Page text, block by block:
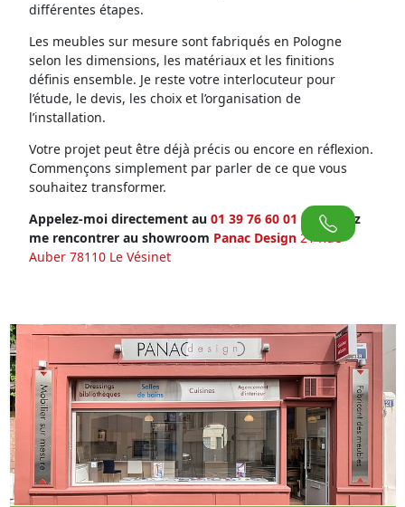
différentes étapes.
Les meubles sur mesure sont fabriqués en Pologne
selon les dimensions, les matériaux et les finitions
définis ensemble. Je reste votre interlocuteur pour
l’étude, le devis, les choix et l’organisation de
l’installation.
Votre projet peut être déjà précis ou encore en réflexion.
Commençons simplement par parler de ce que vous
souhaitez transformer.
Appelez-moi directement au 01 39 76 60 01 ou venez
me rencontrer au showroom Panac Design 21 Rue
Auber 78110 Le Vésinet